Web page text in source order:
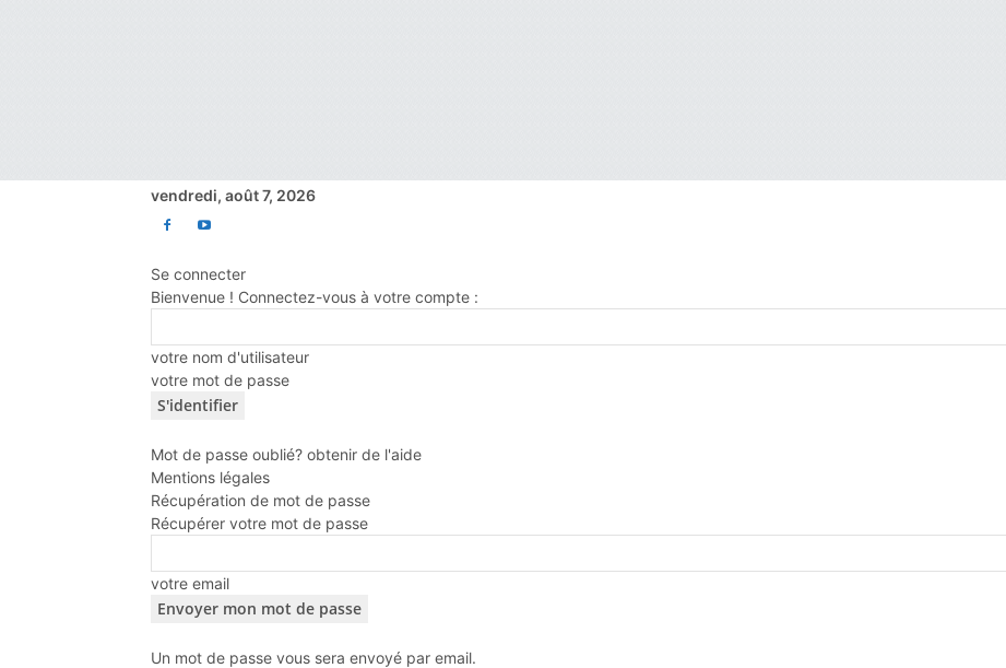
vendredi, août 7, 2026
Se connecter
Bienvenue ! Connectez-vous à votre compte :
votre nom d'utilisateur
votre mot de passe
Mot de passe oublié? obtenir de l'aide
Mentions légales
Récupération de mot de passe
Récupérer votre mot de passe
votre email
Un mot de passe vous sera envoyé par email.